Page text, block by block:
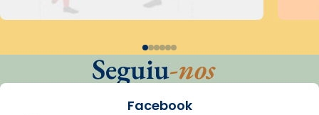
Seguiu-nos
Facebook